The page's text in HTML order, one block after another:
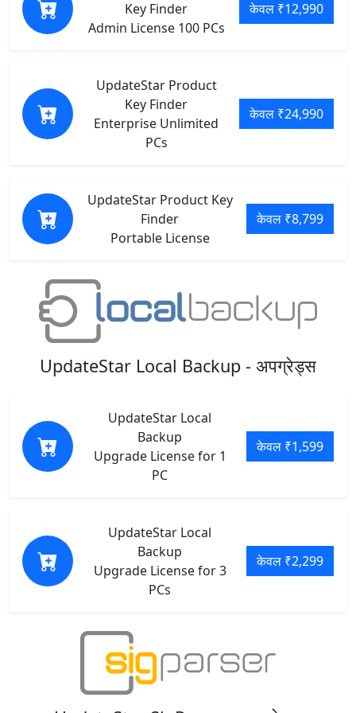
Key Finder
Admin License 100 PCs
केवल ₹12,990
UpdateStar Product
Key Finder
Enterprise Unlimited
PCs
केवल ₹24,990
UpdateStar Product Key
Finder
Portable License
केवल ₹8,799
UpdateStar Local Backup - अपग्रेड्स
UpdateStar Local
Backup
Upgrade License for 1
PC
केवल ₹1,599
UpdateStar Local
Backup
Upgrade License for 3
PCs
केवल ₹2,299